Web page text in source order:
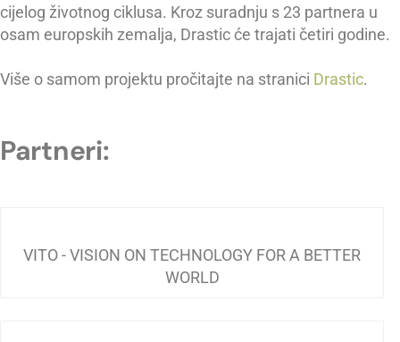
cijelog životnog ciklusa. Kroz suradnju s 23 partnera u
osam europskih zemalja, Drastic će trajati četiri godine.
Više o samom projektu pročitajte na stranici Drastic.
Partneri:
VITO - VISION ON TECHNOLOGY FOR A BETTER
WORLD